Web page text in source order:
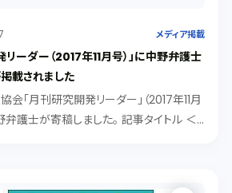
メディア掲載
リーダー（2017年11月号）」に中野弁護士
載されました
会「月刊研究開発リーダー」（2017年11月
弁護士が寄稿しました。 記事タイトル ＜